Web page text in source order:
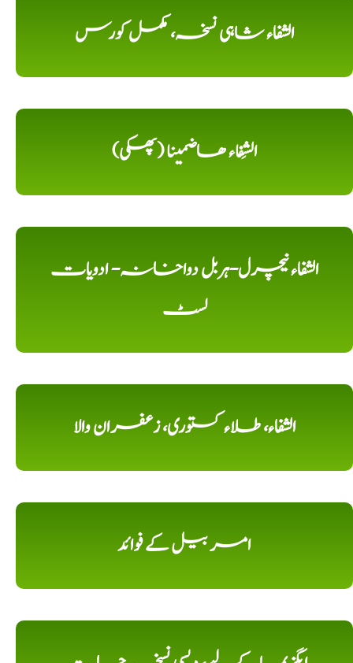
الشفاء شاہی نسخہ، مکمل کورس
الشِفاء ھاضمینا (پھکی)
الشفاء نیچرل-ہربل دواخانہ- ادویات
لسٹ
الشفاء، طلاء کستوری، زعفران والا
امر بیل کے فوائد